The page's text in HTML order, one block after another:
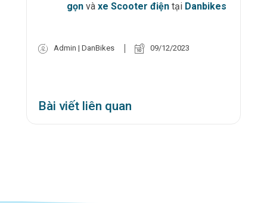
gọn và xe Scooter điện tại Danbikes
Admin | DanBikes 09/12/2023
Bài viết liên quan